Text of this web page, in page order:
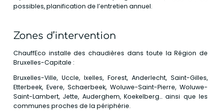
possibles, planification de l’entretien annuel.
Zones d’intervention
ChauffEco installe des chaudières dans toute la Région de
Bruxelles-Capitale :
Bruxelles-Ville, Uccle, Ixelles, Forest, Anderlecht, Saint-Gilles,
Etterbeek, Evere, Schaerbeek, Woluwe-Saint-Pierre, Woluwe-
Saint-Lambert, Jette, Auderghem, Koekelberg… ainsi que les
communes proches de la périphérie.